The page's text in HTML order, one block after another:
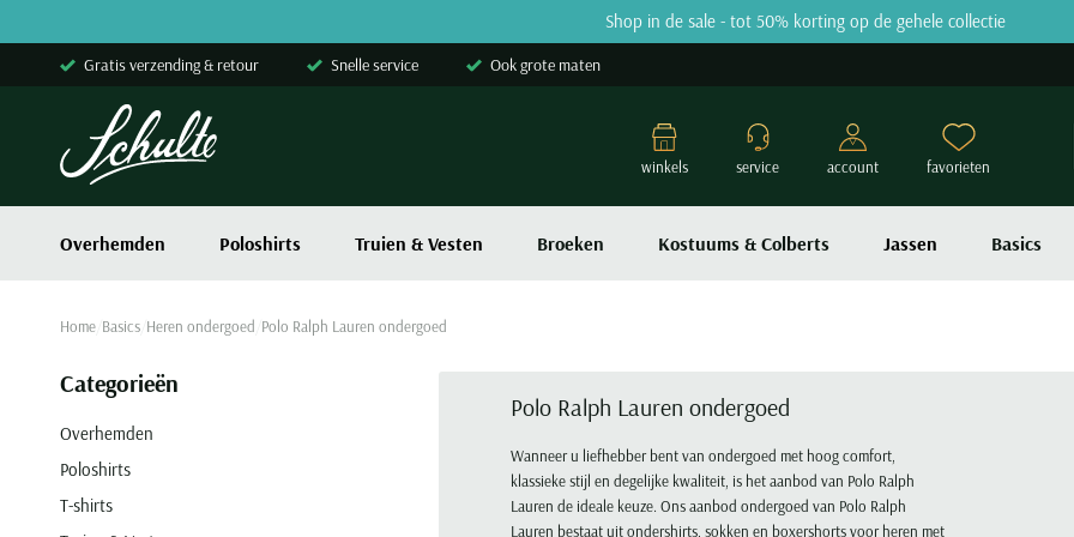
Shop in de sale - tot 50% korting op de gehele collectie
Gratis verzending & retour Snelle service Ook grote maten
Overhemden Poloshirts Truien & Vesten Broeken Kostuums & Colberts Jassen Basics
winkels service account favorieten
Home Basics Heren ondergoed Polo Ralph Lauren ondergoed
Polo Ralph Lauren ondergoed
Wanneer u liefhebber bent van ondergoed met hoog comfort,
klassieke stijl en degelijke kwaliteit, is het aanbod van Polo Ralph
Lauren de ideale keuze. Ons aanbod ondergoed van Polo Ralph
Lauren bestaat uit ondershirts, sokken en boxershorts voor heren met
Categorieën
Overhemden
Poloshirts
T-shirts